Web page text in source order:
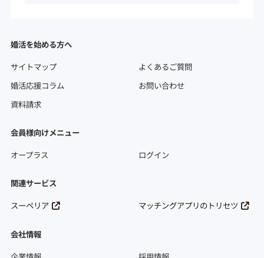
婚活を始める方へ
サイトマップ
よくあるご質問
婚活応援コラム
お問い合わせ
資料請求
会員様向けメニュー
オープラス
ログイン
関連サービス
スーペリア
マッチングアプリのトリセツ
会社情報